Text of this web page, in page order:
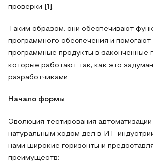
проверки [1].
Таким образом, они обеспечивают
программного обеспечения и помогают
программные продукты в законченные
которые работают так, как это
разработчиками.
Начало формы
Эволюция тестирования автоматизации
натуральным ходом дел в ИТ-
нами широкие горизонты и
преимуществ: